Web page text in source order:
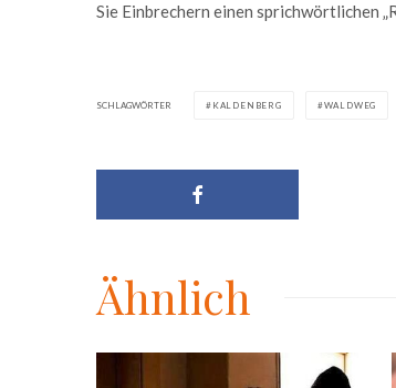
Sie Einbrechern einen sprichwörtlichen
SCHLAGWÖRTER KALDENBERG WALDWEG
Ähnlich